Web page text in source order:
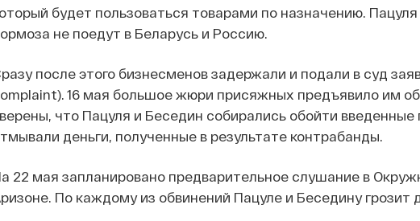
будет пользоваться товарами по назначению.
не поедут в Беларусь и Россию.
после этого бизнесменов задержали и подали в суд
16 мая большое жюри присяжных предъявило им
что Пацуля и Беседин собирались обойти
деньги, полученные в результате контрабанды.
22 мая запланировано предварительное слушание в
По каждому из обвинений Пацуле и Беседину грозит